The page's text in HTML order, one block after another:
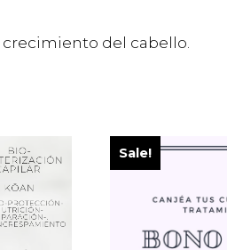
del cabello.
Sale!